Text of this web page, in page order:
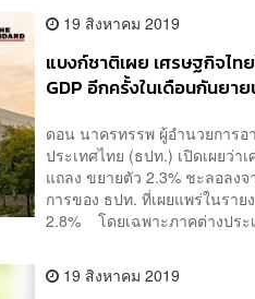
19 สิงหาคม 2019
แบงก์ชาติเผย เศรษฐกิจไท
GDP อีกครั้งในเดือนกันยา
ดอน นาครทรรพ ผู้อำนวยการอ
ประเทศไทย (ธปท.) เปิดเผยว่
แถลง ขยายตัว 2.3% ชะลอลง
การของ ธปท. ที่เผยแพร่ในรา
2.8% โดยเฉพาะภาคต่างประ
19 สิงหาคม 2019